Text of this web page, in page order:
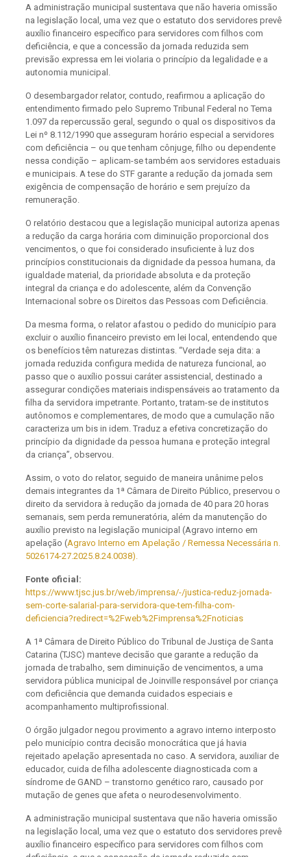
A administração municipal sustentava que não haveria omissão
na legislação local, uma vez que o estatuto dos servidores prevê
auxílio financeiro específico para servidores com filhos com
deficiência, e que a concessão da jornada reduzida sem
previsão expressa em lei violaria o princípio da legalidade e a
autonomia municipal.
O desembargador relator, contudo, reafirmou a aplicação do
entendimento firmado pelo Supremo Tribunal Federal no Tema
1.097 da repercussão geral, segundo o qual os dispositivos da
Lei nº 8.112/1990 que asseguram horário especial a servidores
com deficiência – ou que tenham cônjuge, filho ou dependente
nessa condição – aplicam-se também aos servidores estaduais
e municipais. A tese do STF garante a redução da jornada sem
exigência de compensação de horário e sem prejuízo da
remuneração.
O relatório destacou que a legislação municipal autoriza apenas
a redução da carga horária com diminuição proporcional dos
vencimentos, o que foi considerado insuficiente à luz dos
princípios constitucionais da dignidade da pessoa humana, da
igualdade material, da prioridade absoluta e da proteção
integral da criança e do adolescente, além da Convenção
Internacional sobre os Direitos das Pessoas com Deficiência.
Da mesma forma, o relator afastou o pedido do município para
excluir o auxílio financeiro previsto em lei local, entendendo que
os benefícios têm naturezas distintas. “Verdade seja dita: a
jornada reduzida configura medida de natureza funcional, ao
passo que o auxílio possui caráter assistencial, destinado a
assegurar condições materiais indispensáveis ao tratamento da
filha da servidora impetrante. Portanto, tratam-se de institutos
autônomos e complementares, de modo que a cumulação não
caracteriza um bis in idem. Traduz a efetiva concretização do
princípio da dignidade da pessoa humana e proteção integral
da criança”, observou.
Assim, o voto do relator, seguido de maneira unânime pelos
demais integrantes da 1ª Câmara de Direito Público, preservou o
direito da servidora à redução da jornada de 40 para 20 horas
semanais, sem perda remuneratória, além da manutenção do
auxílio previsto na legislação municipal (Agravo interno em
apelação (Agravo Interno em Apelação / Remessa Necessária n.
5026174-27.2025.8.24.0038).
Fonte oficial:
https://www.tjsc.jus.br/web/imprensa/-/justica-reduz-jornada-
sem-corte-salarial-para-servidora-que-tem-filha-com-
deficiencia?redirect=%2Fweb%2Fimprensa%2Fnoticias
A 1ª Câmara de Direito Público do Tribunal de Justiça de Santa
Catarina (TJSC) manteve decisão que garante a redução da
jornada de trabalho, sem diminuição de vencimentos, a uma
servidora pública municipal de Joinville responsável por criança
com deficiência que demanda cuidados especiais e
acompanhamento multiprofissional.
O órgão julgador negou provimento a agravo interno interposto
pelo município contra decisão monocrática que já havia
rejeitado apelação apresentada no caso. A servidora, auxiliar de
educador, cuida de filha adolescente diagnosticada com a
síndrome de GAND – transtorno genético raro, causado por
mutação de genes que afeta o neurodesenvolvimento.
A administração municipal sustentava que não haveria omissão
na legislação local, uma vez que o estatuto dos servidores prevê
auxílio financeiro específico para servidores com filhos com